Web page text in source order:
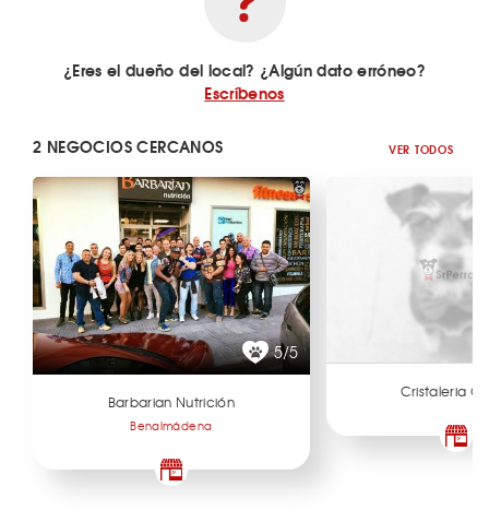
¿Eres el dueño del local? ¿Algún dato erróneo?
Escríbenos
2 NEGOCIOS CERCANOS VER TODOS
5/5
Barbarian Nutrición
Benalmádena
Cristaleria